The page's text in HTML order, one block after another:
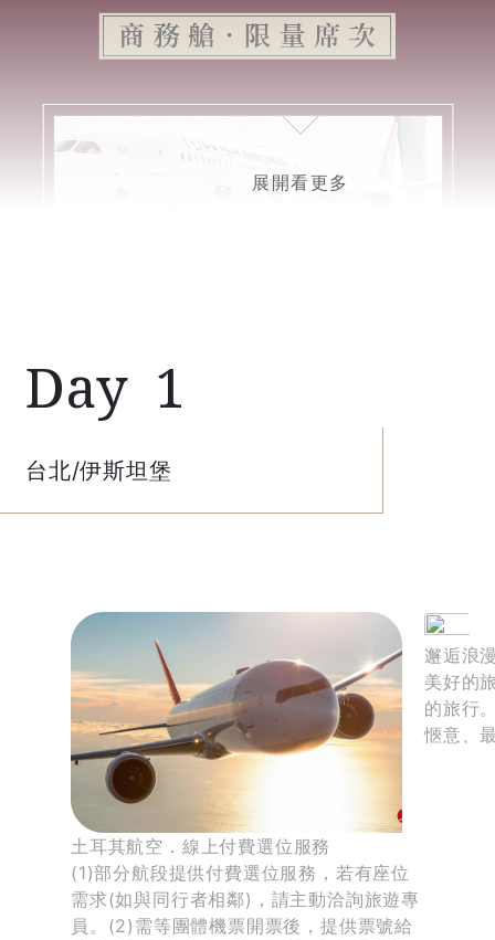
土耳其航空的航線數量堪稱全球之冠，2024年獲金氏
1 1
台北/伊斯坦堡
土耳其航空．線上付費選位服務
(1)部分航段提供付費選位服務，若有座位
需求(如與同行者相鄰)，請主動洽詢旅遊專
員。(2)需等團體機票開票後，提供票號給
邂逅浪
美好的
的旅行
愜意、